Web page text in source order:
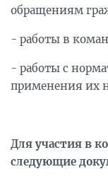
обращениям
- работы в
- работы с
применения их
Для участия в
следующие